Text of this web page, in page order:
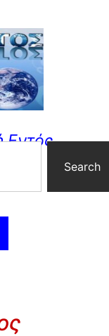
Εντός
Search